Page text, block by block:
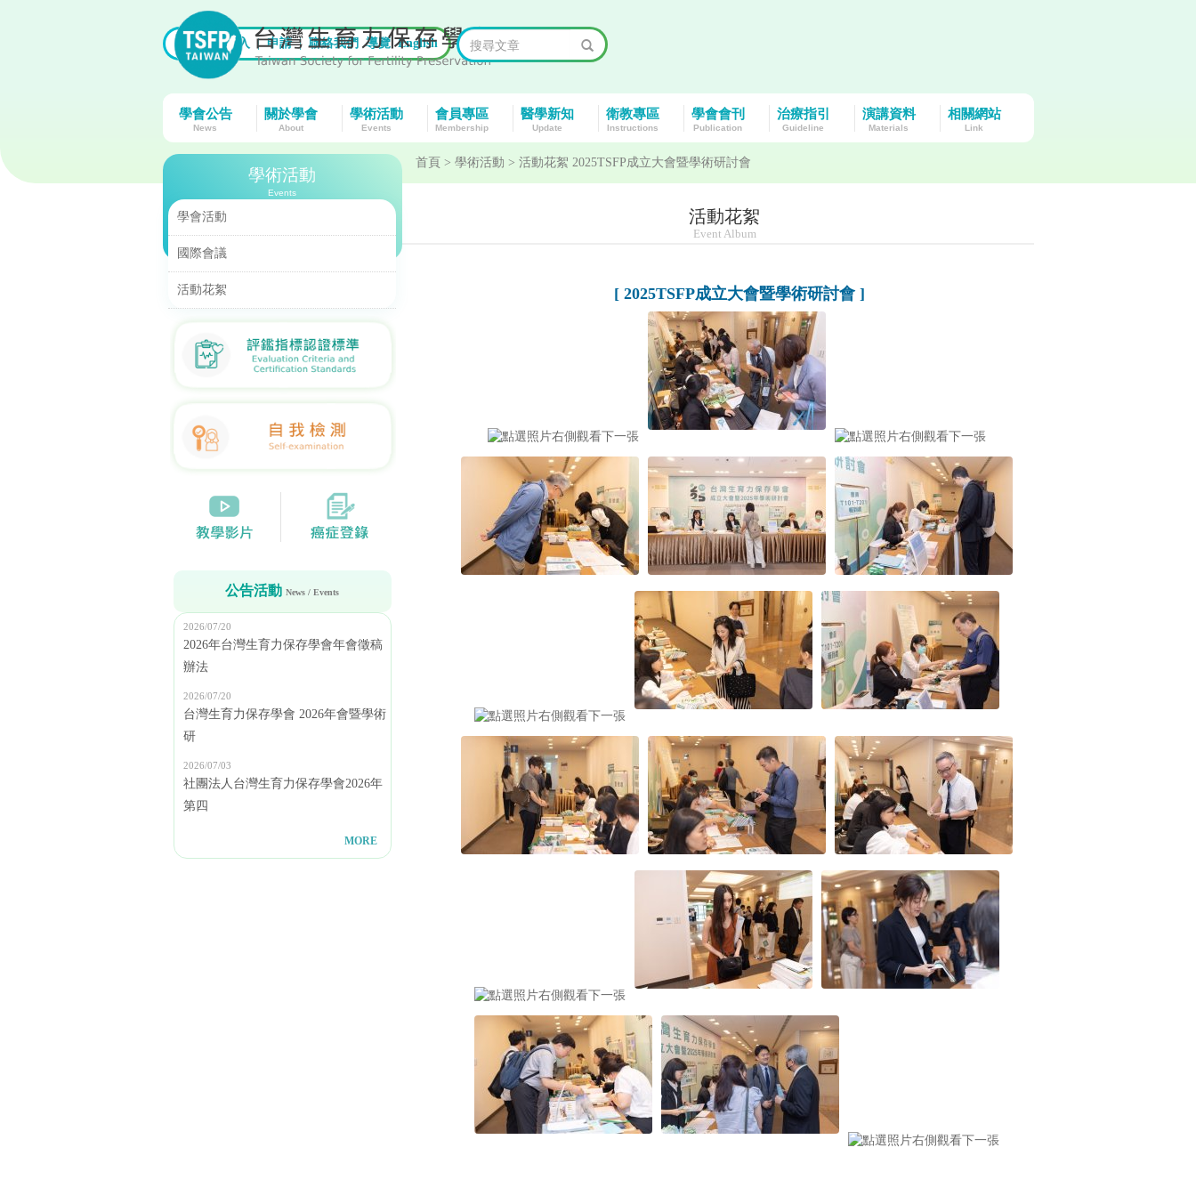
首頁 | 登入 | 申請 | 聯絡我們 導覽 English
學會公告
News
關於學會
About
學術活動
Events
會員專區
Membership
醫學新知
Update
衛教專區
Instructions
學會會刊
Publication
治療指引
Guideline
演講資料
Materials
相關網站
Link
學術活動
Events
學會活動
國際會議
活動花絮
公告活動 News / Events
2026/07/20
2026年台灣生育力保存學會年會徵稿
辦法
2026/07/20
台灣生育力保存學會 2026年會暨學術
研
2026/07/03
社團法人台灣生育力保存學會2026年
第四
MORE
首頁 > 學術活動 > 活動花絮 2025TSFP成立大會暨學術研討會
活動花絮
Event Album
[ 2025TSFP成立大會暨學術研討會 ]